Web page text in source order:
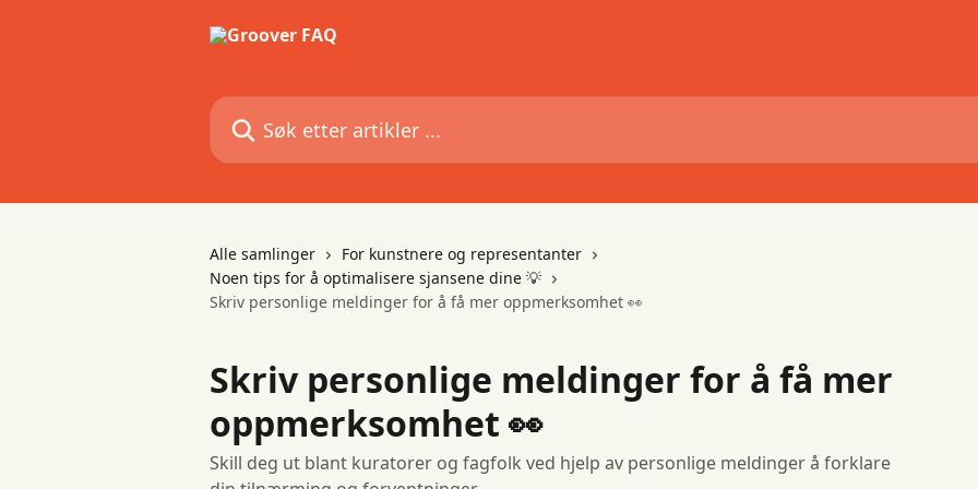
Søk etter artikler ...
Alle samlinger
For kunstnere og representanter
Noen tips for å optimalisere sjansene dine 💡
Skriv personlige meldinger for å få mer oppmerksomhet 👀
Skriv personlige meldinger for å få mer
oppmerksomhet 👀
Skill deg ut blant kuratorer og fagfolk ved hjelp av personlige meldinger å forklare